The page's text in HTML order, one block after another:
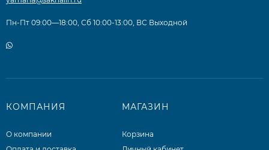
Пн-Пт 09:00—18:00, Сб 10:00-13:00, ВС Выходной
КОМПАНИЯ
О компании
МАГАЗИН
Корзина